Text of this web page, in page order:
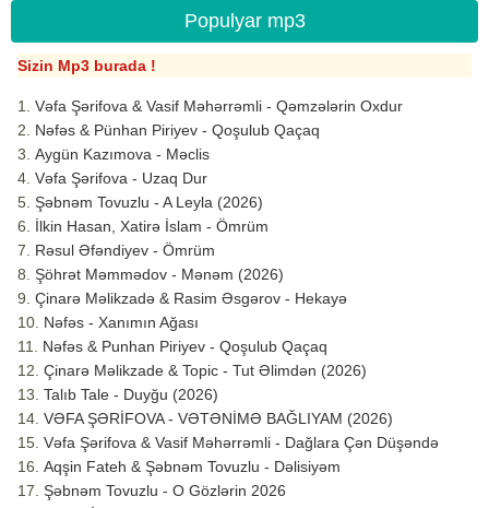
Populyar mp3
Sizin Mp3 burada !
Vəfa Şərifova & Vasif Məhərrəmli - Qəmzələrin Oxdur
Nəfəs & Pünhan Piriyev - Qoşulub Qaçaq
Aygün Kazımova - Məclis
Vəfa Şərifova - Uzaq Dur
Şəbnəm Tovuzlu - A Leyla (2026)
İlkin Hasan, Xatirə İslam - Ömrüm
Rəsul Əfəndiyev - Ömrüm
Şöhrət Məmmədov - Mənəm (2026)
Çinarə Məlikzadə & Rasim Əsgərov - Hekayə
Nəfəs - Xanımın Ağası
Nəfəs & Punhan Piriyev - Qoşulub Qaçaq
Çinarə Məlikzade & Topic - Tut Əlimdən (2026)
Talıb Tale - Duyğu (2026)
VƏFA ŞƏRİFOVA - VƏTƏNİMƏ BAĞLIYAM (2026)
Vəfa Şərifova & Vasif Məhərrəmli - Dağlara Çən Düşəndə
Aqşin Fateh & Şəbnəm Tovuzlu - Dəlisiyəm
Şəbnəm Tovuzlu - O Gözlərin 2026